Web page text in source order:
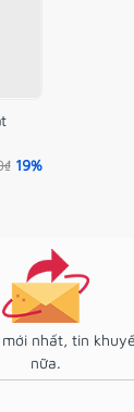
19%
nhất, tin
nữa.